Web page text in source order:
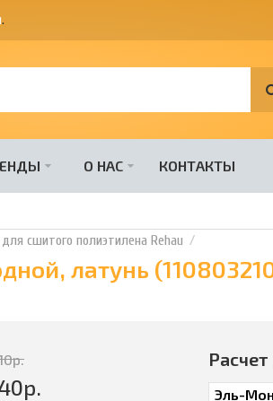
.
О НАС КОНТАКТЫ
сшитого полиэтилена Rehau
латунь
р.
р.